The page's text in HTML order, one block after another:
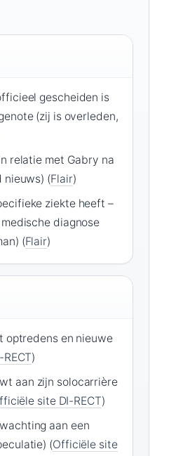
gescheiden is
(zij is overleden,
relatie met Gabry na
nieuws) (Flair)
ziekte heeft –
diagnose
(Flair)
optredens en nieuwe
)
aan zijn solocarrière
site DI-RECT)
aan een
(Officiële site